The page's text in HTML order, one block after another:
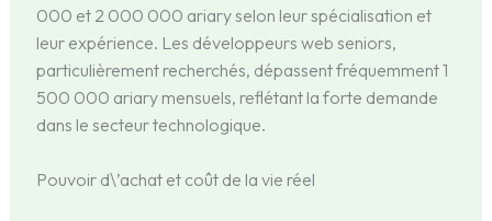
000 et 2 000 000 ariary selon leur spécialisation et
leur expérience. Les développeurs web seniors,
particulièrement recherchés, dépassent fréquemment 1
500 000 ariary mensuels, reflétant la forte demande
dans le secteur technologique.
Pouvoir d\’achat et coût de la vie réel